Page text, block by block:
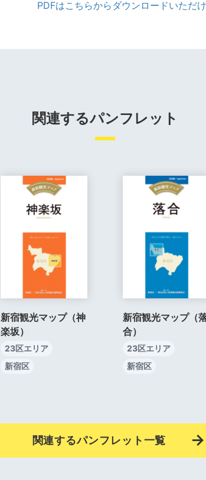
PDFはこちらからダウンロードいただ
関連するパンフレット
新宿観光マップ（神
楽坂）
23区エリア
新宿区
新宿観光マップ（
合）
23区エリア
新宿区
関連するパンフレット一覧